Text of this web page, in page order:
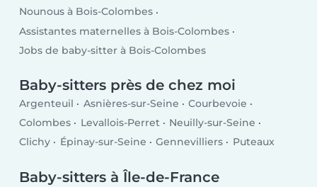
Nounous à Bois-Colombes
Assistantes maternelles à Bois-Colombes
Jobs de baby-sitter à Bois-Colombes
Baby-sitters près de chez moi
Argenteuil Asnières-sur-Seine
Courbevoie
Colombes
Levallois-Perret
Neuilly-sur-Seine
Clichy
Épinay-sur-Seine Gennevilliers Puteaux
Baby-sitters à Île-de-France